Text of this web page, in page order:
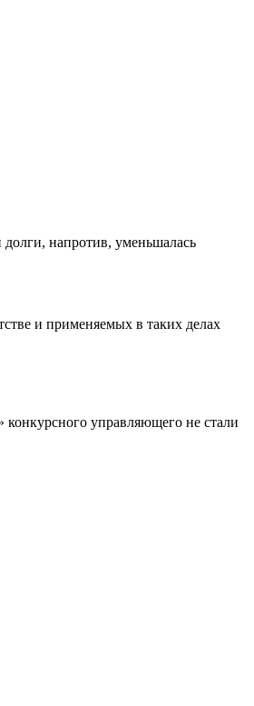
долги, напротив, уменьшалась
и применяемых в таких делах
управляющего не стали